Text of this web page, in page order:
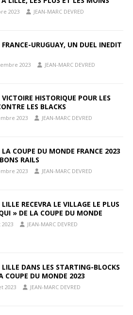
2023 JEAN-MARC DEVRED
FRANCE-URUGUAY, UN DUEL INEDIT
2023 JEAN-MARC DEVRED
VICTOIRE HISTORIQUE POUR LES
LES BLACKS
2023 JEAN-MARC DEVRED
LA COUPE DU MONDE FRANCE 2023
RAILS
2023 JEAN-MARC DEVRED
LILLE RECEVRA LE VILLAGE LE PLUS
» DE LA COUPE DU MONDE
JEAN-MARC DEVRED
LILLE DANS LES STARTING-BLOCKS
COUPE DU MONDE 2023
2023 JEAN-MARC DEVRED